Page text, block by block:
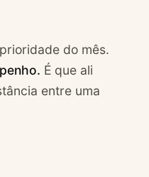
do mês.
É que ali
entre uma